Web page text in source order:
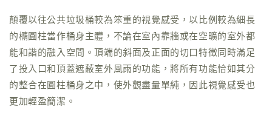
顛覆以往公共垃圾桶較為笨重的視覺感受，以比例較為細長
的橢圓柱當作桶身主體，不論在室內靠牆或在空曠的室外都
能和諧的融入空間。頂端的斜面及正面的切口特徵同時滿足
了投入口和頂蓋遮蔽室外風雨的功能，將所有功能恰如其分
的整合在圓柱桶身之中，使外觀盡量單純，因此視覺感受也
更加輕盈簡潔。